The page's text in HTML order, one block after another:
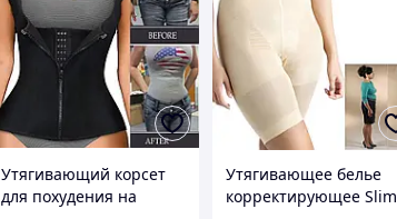
Утягивающий корсет
для похудения на
Утягивающее белье
корректирующее Slim